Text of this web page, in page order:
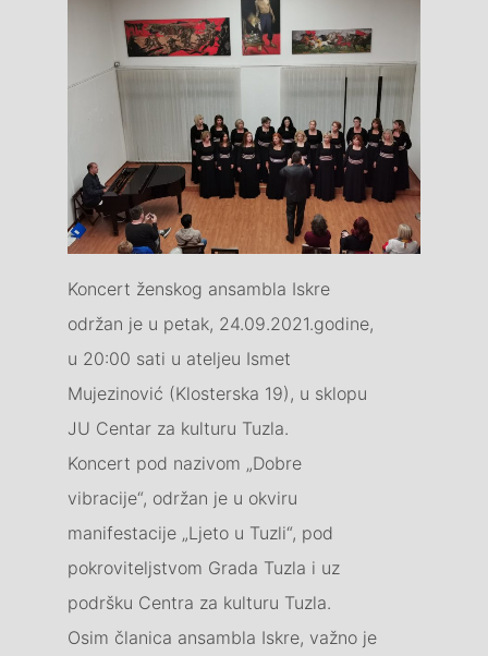
Koncert ženskog ansambla Iskre
održan je u petak, 24.09.2021.godine,
u 20:00 sati u ateljeu Ismet
Mujezinović (Klosterska 19), u sklopu
JU Centar za kulturu Tuzla.
Koncert pod nazivom „Dobre
vibracije“, održan je u okviru
manifestacije „Ljeto u Tuzli“, pod
pokroviteljstvom Grada Tuzla i uz
podršku Centra za kulturu Tuzla.
Osim članica ansambla Iskre, važno je